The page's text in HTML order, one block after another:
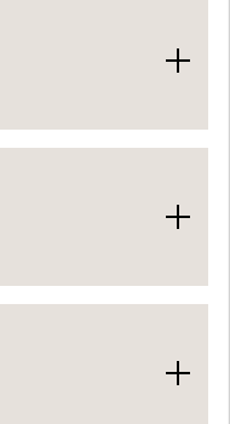
トをし、継続することが
足のある食事ができ、食
ことができたし、正しい
トレーニングも担当トレ
るので毎回達成感のある
とができました！始めは
ーニングを取り入れるこ
に自信をもてるようにも
も教えてもらったことを
た！
たが、セッションの際はい
識して行うのかなど教え
ーニングに励む事ができ
わってきている事が目に
とても楽しみになってい
ドバイスを細かくしてくれ
規則になりがちです。ト
イスをして頂いているの